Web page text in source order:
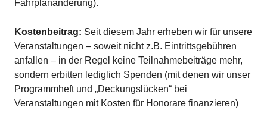
Fahrplanänderung).
Kostenbeitrag: Seit diesem Jahr erheben wir für unsere
Veranstaltungen – soweit nicht z.B. Eintrittsgebühren
anfallen – in der Regel keine Teilnahmebeiträge mehr,
sondern erbitten lediglich Spenden (mit denen wir unser
Programmheft und „Deckungslücken“ bei
Veranstaltungen mit Kosten für Honorare finanzieren)